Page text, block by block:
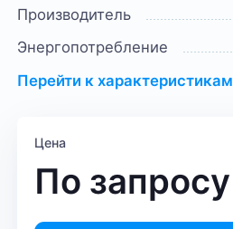
Производитель
Энергопотребление
Перейти к характеристикам
Цена
По запросу